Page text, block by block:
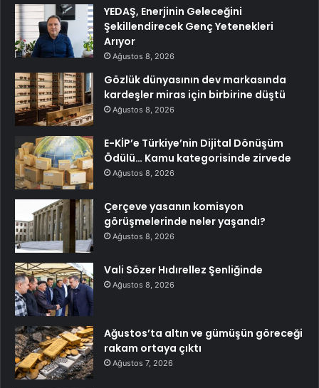
YEDAŞ, Enerjinin Geleceğini
Şekillendirecek Genç Yetenekleri
Arıyor
Ağustos 8, 2026
Gözlük dünyasının dev markasında
kardeşler miras için birbirine düştü
Ağustos 8, 2026
E-KİP’e Türkiye’nin Dijital Dönüşüm
Ödülü… Kamu kategorisinde zirvede
Ağustos 8, 2026
Çerçeve yasanın komisyon
görüşmelerinde neler yaşandı?
Ağustos 8, 2026
Vali Sözer Hıdırellez Şenliğinde
Ağustos 8, 2026
Ağustos’ta altın ve gümüşün göreceği
rakam ortaya çıktı
Ağustos 7, 2026